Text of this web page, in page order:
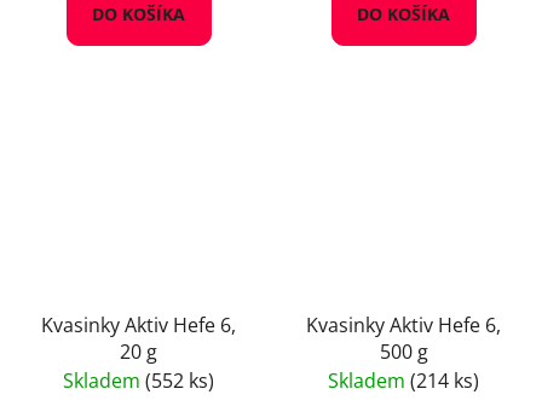
DO KOŠÍKA DO KOŠÍKA
Kvasinky Aktiv Hefe 6,
20 g
Skladem (552 ks)
Kvasinky Aktiv Hefe 6,
500 g
Skladem (214 ks)